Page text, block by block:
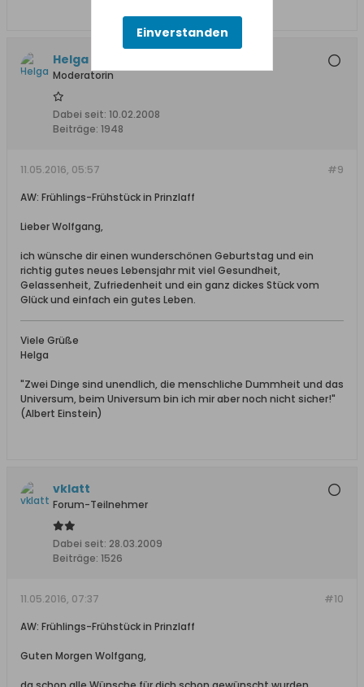
Helga +, Ehrenmitglied
Moderatorin
Dabei seit: 10.02.2008
Beiträge: 1948
#9
11.05.2016, 05:57
AW: Frühlings-Frühstück in Prinzlaff
Lieber Wolfgang,
ich wünsche dir einen wunderschönen Geburtstag und ein
richtig gutes neues Lebensjahr mit viel Gesundheit,
Gelassenheit, Zufriedenheit und ein ganz dickes Stück vom
Glück und einfach ein gutes Leben.
Viele Grüße
Helga
"Zwei Dinge sind unendlich, die menschliche Dummheit und das
Universum, beim Universum bin ich mir aber noch nicht sicher!"
(Albert Einstein)
vklatt
Forum-Teilnehmer
Dabei seit: 28.03.2009
Beiträge: 1526
#10
11.05.2016, 07:37
AW: Frühlings-Frühstück in Prinzlaff
Guten Morgen Wolfgang,
Einverstanden